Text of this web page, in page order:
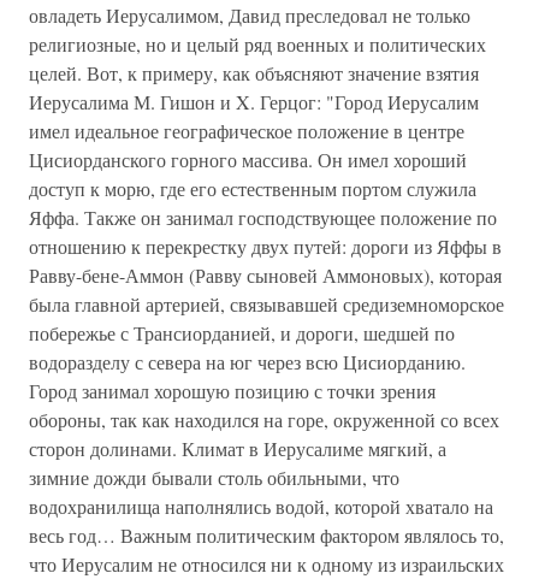
овладеть Иерусалимом, Давид преследовал не только
религиозные, но и целый ряд военных и политических
целей. Вот, к примеру, как объясняют значение взятия
Иерусалима М. Гишон и X. Герцог: "Город Иерусалим
имел идеальное географическое положение в центре
Цисиорданского горного массива. Он имел хороший
доступ к морю, где его естественным портом служила
Яффа. Также он занимал господствующее положение по
отношению к перекрестку двух путей: дороги из Яффы в
Равву-бене-Аммон (Равву сыновей Аммоновых), которая
была главной артерией, связывавшей средиземноморское
побережье с Трансиорданией, и дороги, шедшей по
водоразделу с севера на юг через всю Цисиорданию.
Город занимал хорошую позицию с точки зрения
обороны, так как находился на горе, окруженной со всех
сторон долинами. Климат в Иерусалиме мягкий, а
зимние дожди бывали столь обильными, что
водохранилища наполнялись водой, которой хватало на
весь год… Важным политическим фактором являлось то,
что Иерусалим не относился ни к одному из израильских